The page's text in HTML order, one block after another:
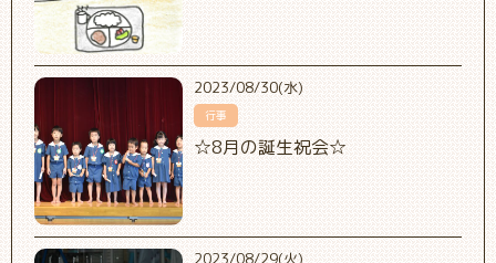
2023/08/30(水)
行事
☆8月の誕生祝会☆
2023/08/29(火)